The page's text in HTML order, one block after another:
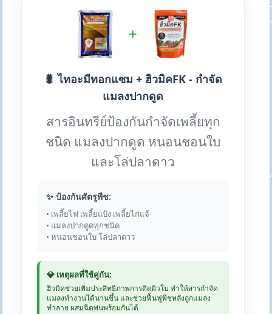
+
🐛 ไทอะมีทอกแซม + ฮิวมิคFK - กำจัด
แมลงปากดูด
สารอินทรีย์ป้องกันกำจัดเพลี้ยทุก
ชนิด แมลงปากดูด หนอนชอนใบ
และโล่ปลาดาว
✨ ป้องกันศัตรูพืช:
• เพลี้ยไฟ เพลี้ยแป้ง เพลี้ยไก่แจ้
• แมลงปากดูดทุกชนิด
• หนอนชอนใบ โล่ปลาดาว
💎 เหตุผลที่ใช้คู่กัน:
ฮิวมิคช่วยเพิ่มประสิทธิภาพการติดผิวใบ ทำให้สารกำจัด
แมลงทำงานได้นานขึ้น และช่วยฟื้นฟูพืชหลังถูกแมลง
ทำลาย ผสมฉีดพ่นพร้อมกันได้